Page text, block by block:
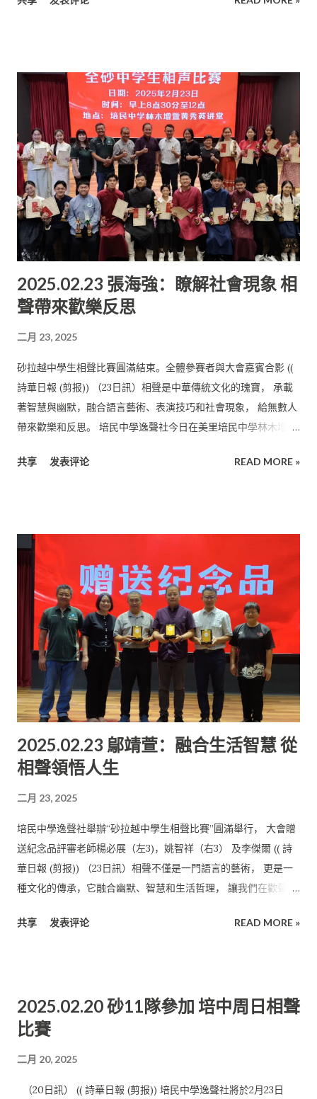
為 賽事進行點評，讓參賽者更能通 透及掌握相聲的技巧和精髓。
發揮自己的天賦。 相聲比賽優勝者： 冠軍：陳家瑾、賴宇彤（培
民中學） 亞軍：劉慧妍、劉祈賢（培民中學） 季軍：陳禎旻、黃
拔輝（培民中學） 殿軍：林振彬、鄔靖萱（培民中學） 優秀獎：
葉圮森、彭靖涵（古晉第一中學）；顏安安、黃語桐（ 培民中
學）；陳弘恩、陳垣宇（培民中學）；田賢峰、劉健毅（ 古晉第
三中學）；楊謙瑋、鍾馨兒（培民中學）；鍾馨潔、蔣祖寧（ 培
民中學） 最佳逗哏獎：陳家瑾（培民中學） 最佳捧哏獎：劉祈賢
（培民中學）
2025.02.23 張海強：瞭解社會現象 相
聲帶來歡樂反思
二月 23, 2025
砂拉越中學生相聲比賽圓滿結束。全體參賽者與大會嘉賓合影 ((
詩華日報 (剪报)) （23日訊）相聲是中華傳統文化的瑰寶， 承載
著智慧與幽默，融合語言藝術、表演技巧和社會現象， 給無數人
帶來歡樂和反思。 培民中學逸聲社今日在美里培民中學林木增暨
張海強在開幕禮中致詞表示今日不僅是為了學習 相聲的技巧，更
謝業界資深的姚智祥老師、李傑爾老師和楊必展老師， 在訓練營
裡為大家提供的專業指導及擔任評委。 “希望每一位學員都能在
這裡學有所成並獲得佳績。 同時大家共同努力，把相聲的歡笑帶
給更多人， 讓相聲藝術薪火相傳，生生不息。”
共享 发表评论 READ MORE »
2025.02.23 鄔靖萱：融合生活智慧 從
相聲領悟人生
二月 23, 2025
培民中學逸聲社舉辦“砂拉越中學生相聲比賽”圓滿舉行， 大會贈
送紀念品評審老師楊必展（左3)，姚智祥（右3） 及李傑爾 (( 詩
華日報 (剪报)) （23日訊）相聲不僅是一門語言的藝術， 更是一
種文化的傳承，它融合幽默、智慧和生活哲理， 讓我們在歡聲笑
詞讚揚每一位選手， 都是這門藝術的傳承者，表演不僅是比賽，
援， 更衷心感謝家教協會張海強的慷慨贊助， 為評委老師們提供
舒適的住宿環境，併為比賽提供豐厚的獎金。 同時也也感謝校友
動意義重大，因為這堅強後盾， 為選手們提供更廣闊的舞臺。 同
時也對拿督斯里盧和如的鼎力支援表示最誠摯的謝意， 贊助賽會
共享 发表评论 READ MORE »
2025.02.20 砂11隊參加 培中周日相聲
比賽
二月 20, 2025
（20日訊） (( 詩華日報 (剪报)) 培民中學逸聲社將於2月23日